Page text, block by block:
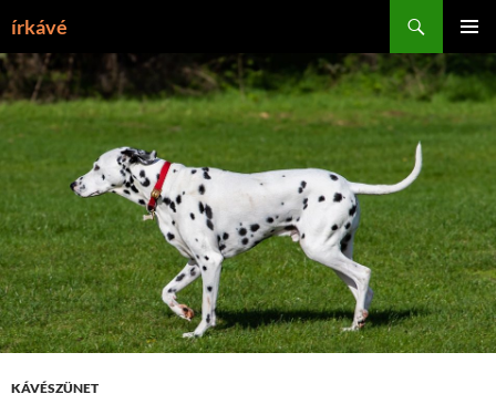
írkávé
MENÜ
KÁVÉSZÜNET